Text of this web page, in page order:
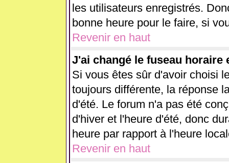
les utilisateurs enregistrés.
bonne heure pour le faire, si
Revenir en haut
J'ai changé le fuseau
Si vous êtes sûr d'avoir choisi
toujours différente, la réponse
d'été. Le forum n'a pas été
d'hiver et l'heure d'été, donc
heure par rapport à l'heure
Revenir en haut